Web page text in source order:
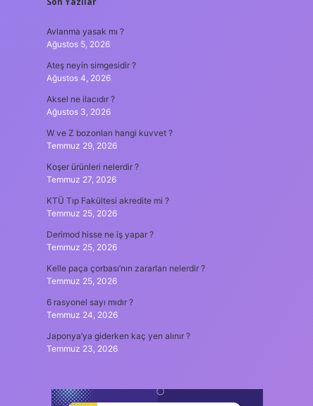
SIDEBAR
Avlanma yasak mı ?
Ağustos 5, 2026
Ateş neyin simgesidir ?
Ağustos 4, 2026
Aksel ne ilacıdır ?
Ağustos 3, 2026
W ve Z bozonları hangi kuvvet ?
Temmuz 29, 2026
Koşer ürünleri nelerdir ?
Temmuz 27, 2026
KTÜ Tıp Fakültesi akredite mi ?
Temmuz 25, 2026
Derimod hisse ne iş yapar ?
Temmuz 25, 2026
Kelle paça çorbası’nın zararları nelerdir ?
Temmuz 25, 2026
6 rasyonel sayı mıdır ?
Temmuz 24, 2026
Japonya’ya giderken kaç yen alınır ?
Temmuz 23, 2026